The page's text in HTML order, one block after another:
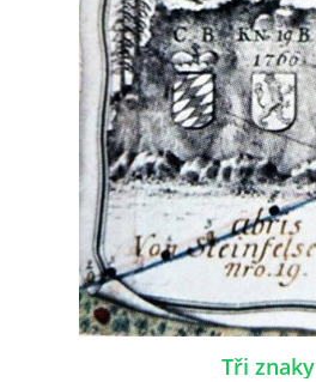
Tři znaky